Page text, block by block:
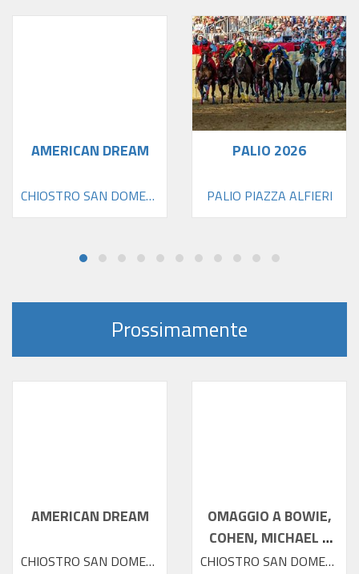
AMERICAN DREAM
CHIOSTRO SAN DOMENICO
PALIO 2026
PALIO PIAZZA ALFIERI
Prossimamente
AMERICAN DREAM
CHIOSTRO SAN DOMENICO
OMAGGIO A BOWIE,
COHEN, MICHAEL E
PRINCE
CHIOSTRO SAN DOMENICO